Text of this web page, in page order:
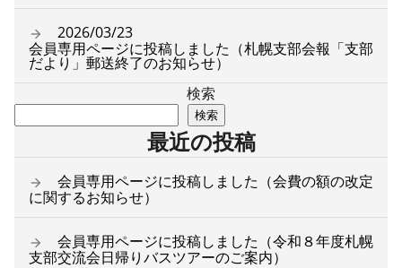
2026/03/23
会員専用ページに投稿しました（札幌支部会報「支部
だより」郵送終了のお知らせ）
検索
検索
最近の投稿
会員専用ページに投稿しました（会費の額の改定
に関するお知らせ）
会員専用ページに投稿しました（令和８年度札幌
支部交流会日帰りバスツアーのご案内）